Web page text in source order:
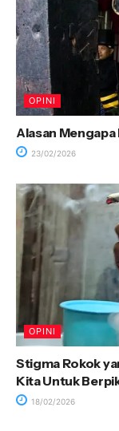
OPINI
Alasan
23/02/2026
OPINI
Stigma Rokok
Kita Untuk
18/02/2026